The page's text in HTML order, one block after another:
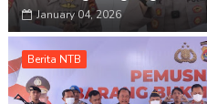
January 04, 2026
Berita NTB